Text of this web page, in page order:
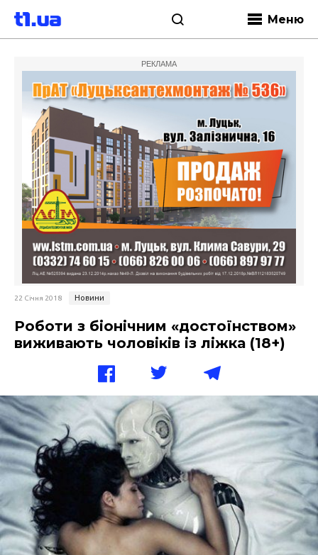
Меню
РЕКЛАМА
22 Січня 2018 Новини
Роботи з біонічним «достоїнством»
виживають чоловіків із ліжка (18+)